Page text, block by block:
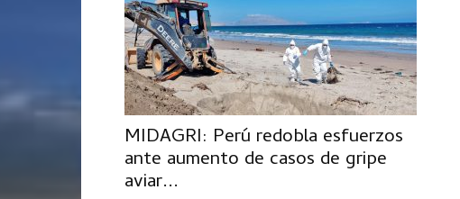
MIDAGRI: Perú redobla esfuerzos
ante aumento de casos de gripe
aviar...